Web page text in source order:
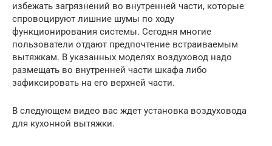
избежать загрязнений во внутренней части, которые
спровоцируют лишние шумы по ходу
функционирования системы. Сегодня многие
пользователи отдают предпочтение встраиваемым
вытяжкам. В указанных моделях воздуховод надо
размещать во внутренней части шкафа либо
зафиксировать на его верхней части.
В следующем видео вас ждет установка воздуховода
для кухонной вытяжки.